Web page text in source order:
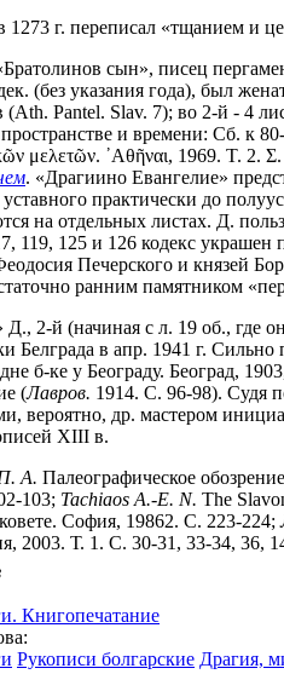
1273 г. переписал «тщанием и
сын», писец
(без указания года), был
(Ath. Pantel. Slav. 7); во 2-й - 4
пространстве и времени: Сб. к
μελετῶν. ᾿Αθῆναι, 1969. Τ.
. «Драгиино Евангелие»
уставного практически до
на отдельных листах. Д.
119, 125 и 126 кодекс
Печерского и князей
ранним памятником
2-й (начиная с л. 19 об., где
Белграда в апр. 1941 г.
б-ке у Београду. Београд,
(Лавров. 1914. С. 96-98). Судя
вероятно, др. мастером
XIII в.
А. Палеографическое
103; Tachiaos A.-E. N. The
София, 19862. С. 223-224;
2003. Т. 1. С. 30-31, 33-34, 36,
Книгопечатание
Рукописи болгарские Драгия,